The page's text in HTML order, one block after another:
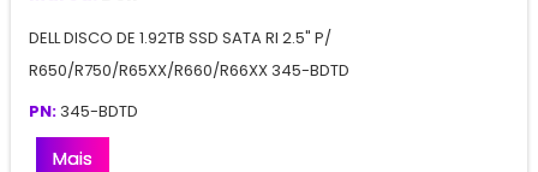
DELL DISCO DE 1.92TB SSD SATA RI 2.5" P/
R650/R750/R65XX/R660/R66XX 345-BDTD
PN: 345-BDTD
Mais